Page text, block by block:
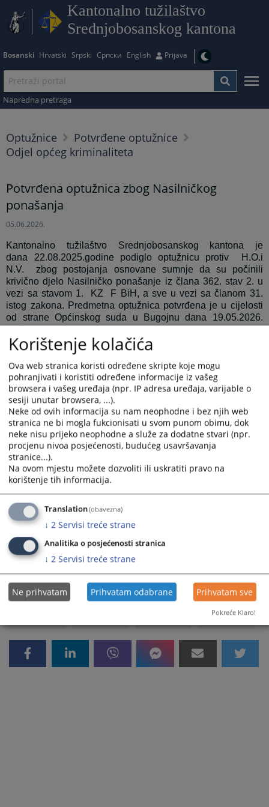
Kantonalno tužilaštvo
Srednjobosanskog kantona
Bosanski Hrvatski Srpski Српски English Prijava
Napredna pretraga
Optužnice
Potvrđene optužnice
Odjel općeg kriminaliteta
Potvrđena optužnica zbog Nasilničkog
ponašanja
05.06.2026.
Kantonalno tužilaštvo Srednjobosanskog kantona je
dana 22.08.2025.godine podiglo optužnicu protiv
H.O.i
N.V. zbog postojanja osnovane sumnje da su počinili
krivično djelo Nasilničko ponašanje iz člana 362. stav 2. u
vezi sa stavom 1. KZ F BiH, a sve u vezi sa članom 31.
istog zakona. Predmetna optužnica potvrđena je u cijelosti
od strane Općinskog suda u Bugojnu dana 19.05.2026.
godine.
Optužnica se nalazi u prilogu.
Poštovani predstavnici medija, molimo Vas da prilikom
prenošenja vijesti imate u vidu da osobe na koje se odnose
vijesti i informacije iz Kantonalnog tužilaštva Travnik, imaju
status osumnjičenih ili optuženih osoba. Podsjećamo na
načelo presumpcije nevinosti koje definiše da se niko ne
može smatrati krivim dok mu se krivica ne dokaže
pravosnažnom presudom
Prikazana vijest je na: Bosanski jezik
Prateći dokumenti
optuznica
133PREGLEDA
Korištenje kolačića
Ova web stranica koristi određene skripte koje mogu
pohranjivati i koristiti određene informacije iz vašeg
browsera i vašeg uređaja (npr. IP adresa uređaja, varijable o
sesiji unutar browsera, ...).
Neke od ovih informacija su nam neophodne i bez njih web
stranica ne bi mogla fukcionisati u svom punom obimu, dok
neke nisu prijeko neophodne a služe za dodatne stvari (npr.
procjenu nivoa posjećenosti, budućeg usavršavanja
stranice...).
Na ovom mjestu možete dozvoliti ili uskratiti pravo na
korištenje tih informacija.
Translation(obavezna)
↓ 2 Servisi treće strane
Analitika o posjećenosti stranica
↓ 2 Servisi treće strane
Ne prihvatam Prihvatam odabrane Prihvatam sve
Pokreće Klaro!